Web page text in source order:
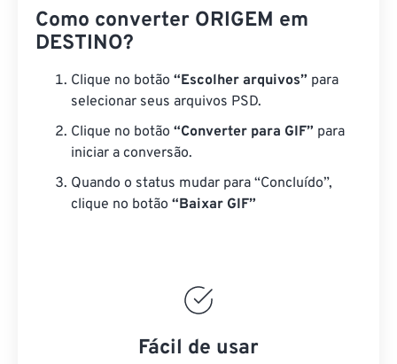
Como converter ORIGEM em
DESTINO?
Clique no botão “Escolher arquivos” para
selecionar seus arquivos PSD.
Clique no botão “Converter para GIF” para
iniciar a conversão.
Quando o status mudar para “Concluído”,
clique no botão “Baixar GIF”
Fácil de usar